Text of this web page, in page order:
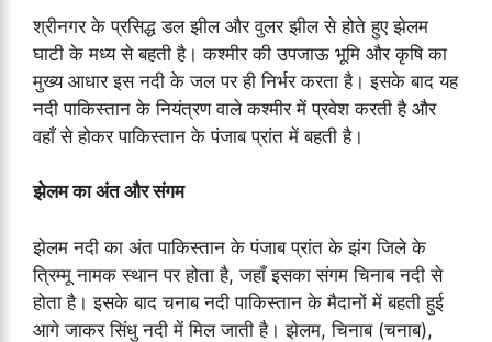
श्रीनगर के प्रसिद्ध डल झील और वुलर झील से होते हुए झेलम
घाटी के मध्य से बहती है। कश्मीर की उपजाऊ भूमि और कृषि का
मुख्य आधार इस नदी के जल पर ही निर्भर करता है। इसके बाद यह
नदी पाकिस्तान के नियंत्रण वाले कश्मीर में प्रवेश करती है और
वहाँ से होकर पाकिस्तान के पंजाब प्रांत में बहती है।
झेलम का अंत और संगम
झेलम नदी का अंत पाकिस्तान के पंजाब प्रांत के झंग जिले के
त्रिम्मू नामक स्थान पर होता है, जहाँ इसका संगम चिनाब नदी से
होता है। इसके बाद चनाब नदी पाकिस्तान के मैदानों में बहती हुई
आगे जाकर सिंधु नदी में मिल जाती है। झेलम, चिनाब (चनाब),